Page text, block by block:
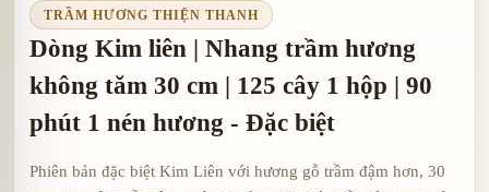
TRẦM HƯƠNG THIỆN THANH
Dòng Kim liên | Nhang trầm hương
không tăm 30 cm | 125 cây 1 hộp | 90
phút 1 nén hương - Đặc biệt
Phiên bản đặc biệt Kim Liên với hương gỗ trầm đậm hơn, 30